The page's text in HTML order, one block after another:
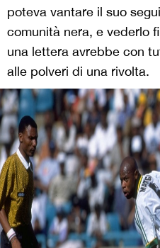
poteva vantare il suo
comunità nera, e vederlo
una lettera avrebbe con
alle polveri di una rivolta.